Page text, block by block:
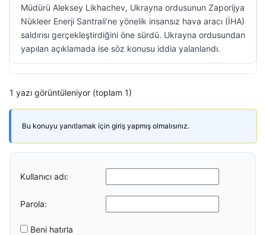
Müdürü Aleksey Likhachev, Ukrayna ordusunun Zaporijya
Nükleer Enerji Santrali’ne yönelik insansız hava aracı (İHA)
saldırısı gerçekleştirdiğini öne sürdü. Ukrayna ordusundan
yapılan açıklamada ise söz konusu iddia yalanlandı.
1 yazı görüntüleniyor (toplam 1)
Bu konuyu yanıtlamak için giriş yapmış olmalısınız.
Kullanıcı adı:
Parola:
Beni hatırla